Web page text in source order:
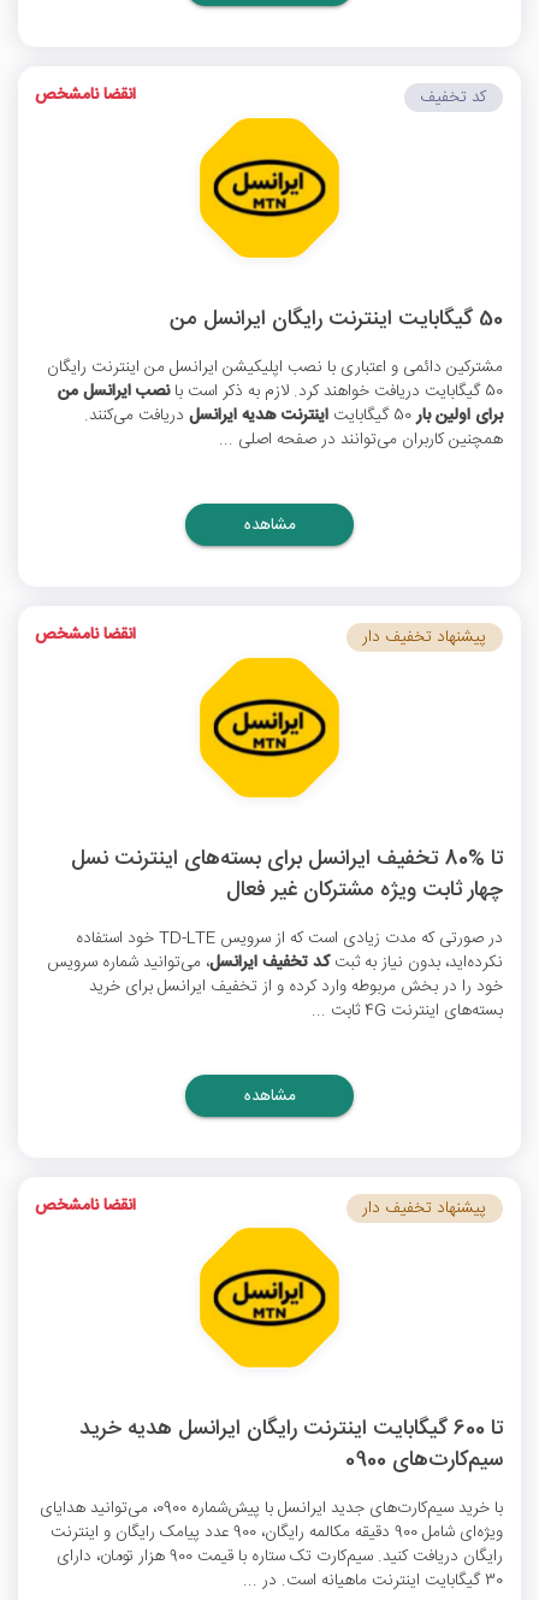
50 گیگابایت اینترنت رایگان ایرانسل من
مشترکین دائمی و اعتباری با نصب اپلیکیشن ایرانسل من اینترنت رایگان
50 گیگابایت دریافت خواهند کرد. لازم به ذکر است با
نصب ایرانسل من
برای اولین بار50 گیگابایت اینترنت هدیه ایرانسل دریافت می‌کنند.
همچنین کاربران می‌توانند در صفحه اصلی ...
کد تخفیف انقضا نامشخص
مشاهده
تا %80 تخفیف ایرانسل برای بسته‌های اینترنت نسل
چهار ثابت ویژه مشترکان غیر فعال
در صورتی که مدت زیادی است که از سرویس TD-LTE خود استفاده
نکرده‌اید، بدون نیاز به ثبتکد تخفیف ایرانسل، می‌توانید شماره سرویس
خود را در بخش مربوطه وارد کرده و از تخفیف ایرانسلبرای خرید
بسته‌های اینترنت 4G ثابت ...
پیشنهاد تخفیف دار انقضا نامشخص
مشاهده
تا 600 گیگابایت اینترنت رایگان ایرانسل هدیه خرید
سیم‌کارت‌های 0900
با خرید سیم‌کارت‌های جدید ایرانسل با پیش‌شماره 0900، می‌توانید هدایای
ویژه‌ای شامل 900 دقیقه مکالمه رایگان، 900 عدد پیامک رایگان و اینترنت
رایگان دریافت کنید. سیم‌کارت تک‌ ستاره با قیمت 900 هزار تومان، دارای
30 گیگابایت اینترنت ماهیانه است. در ...
پیشنهاد تخفیف دار انقضا نامشخص